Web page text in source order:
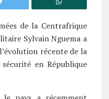
de la Centrafrique
Sylvain Nguema a
récente de la
en République